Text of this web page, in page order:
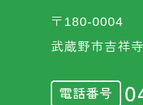
〒180-0004
武蔵野市吉祥
電話番号